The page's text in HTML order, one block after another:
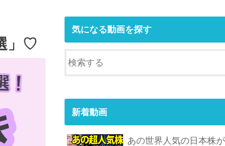
」♡
気になる動画を探す
新着動画
あの世界人気の日本株